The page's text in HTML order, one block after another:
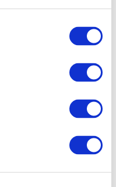
Zaboravljena lozinka?